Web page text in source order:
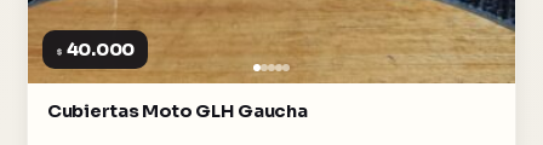
$ 40.000
Cubiertas Moto GLH Gaucha